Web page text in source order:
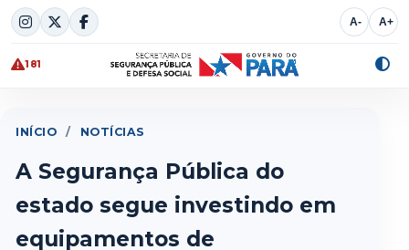
Skip
to
content
A- A+
181
INÍCIO / NOTÍCIAS
A Segurança Pública do
estado segue investindo em
equipamentos de